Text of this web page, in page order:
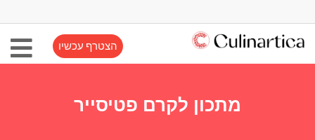
הצטרף עכשיו
מתכון לקרם פטיסייר